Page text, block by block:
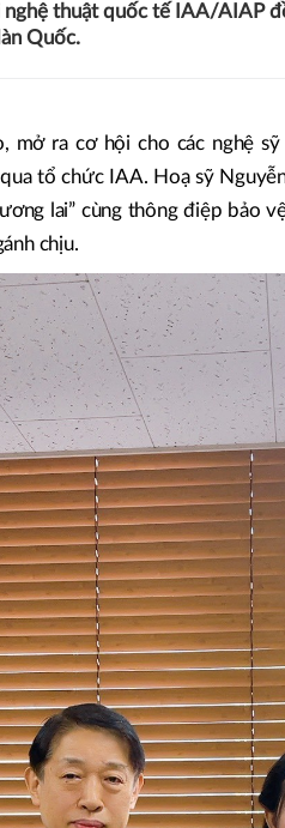
nghệ thuật quốc tế IAA/AIAP
Quốc.
mở ra cơ hội cho các nghệ
tổ chức IAA. Hoạ sỹ
lai” cùng thông điệp bảo
chịu.